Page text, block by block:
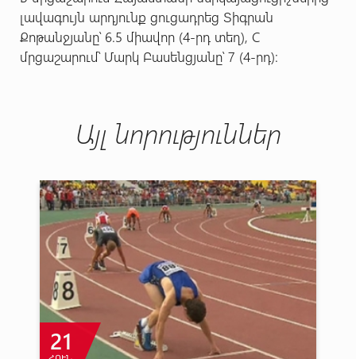
լավագույն արդյունք ցուցադրեց Տիգրան
Քոթանջյանը՝ 6.5 միավոր (4-րդ տեղ), C
մրցաշարում՝ Մարկ Բասենցյանը՝ 7 (4-րդ):
Այլ նորություններ
21